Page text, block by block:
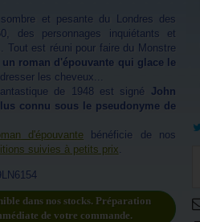
sombre et pesante du Londres des
des personnages inquiétants et
Tout est réuni pour faire du Monstre
un roman d'épouvante qui glace le
les cheveux...
de 1948 est signé John
connu sous le pseudonyme de
d'épouvante bénéficie de nos
suivies à petits prix.
dans nos stocks. Préparation
de votre commande.